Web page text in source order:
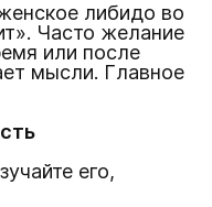
либидо во
Часто желание
или после
мысли. Главное
его,